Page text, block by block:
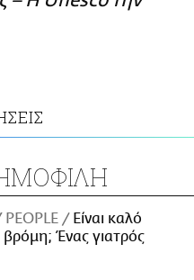
PEOPLE
Είναι καλό
βρόμη; Ένας γιατρός